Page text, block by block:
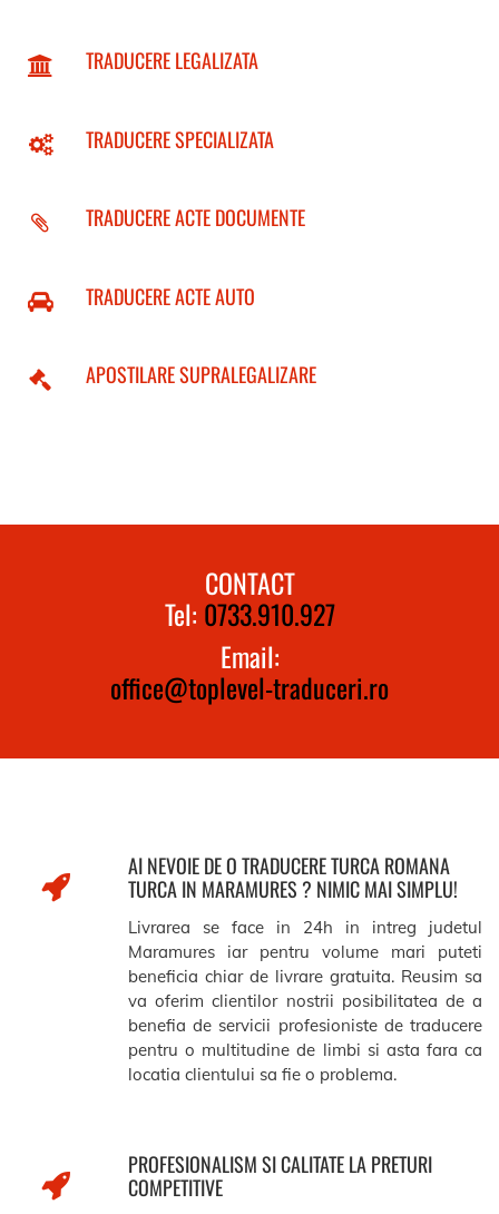
TRADUCERE LEGALIZATA
TRADUCERE SPECIALIZATA
TRADUCERE ACTE DOCUMENTE
TRADUCERE ACTE AUTO
APOSTILARE SUPRALEGALIZARE
CONTACT
Tel: 0733.910.927
Email:
office@toplevel-traduceri.ro
AI NEVOIE DE O TRADUCERE TURCA ROMANA
TURCA IN MARAMURES ? NIMIC MAI SIMPLU!
Livrarea se face in 24h in intreg judetul
Maramures iar pentru volume mari puteti
beneficia chiar de livrare gratuita. Reusim sa
va oferim clientilor nostrii posibilitatea de a
benefia de servicii profesioniste de traducere
pentru o multitudine de limbi si asta fara ca
locatia clientului sa fie o problema.
PROFESIONALISM SI CALITATE LA PRETURI
COMPETITIVE